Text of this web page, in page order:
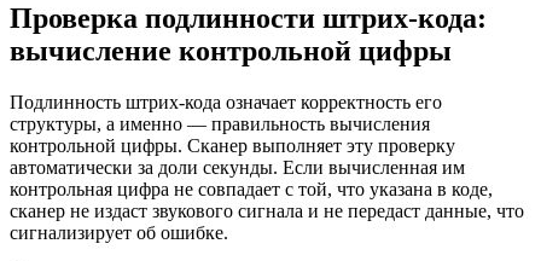
Проверка подлинности штрих-кода:
вычисление контрольной цифры
Подлинность штрих-кода означает корректность его
структуры, а именно — правильность вычисления
контрольной цифры. Сканер выполняет эту проверку
автоматически за доли секунды. Если вычисленная им
контрольная цифра не совпадает с той, что указана в коде,
сканер не издаст звукового сигнала и не передаст данные, что
сигнализирует об ошибке.